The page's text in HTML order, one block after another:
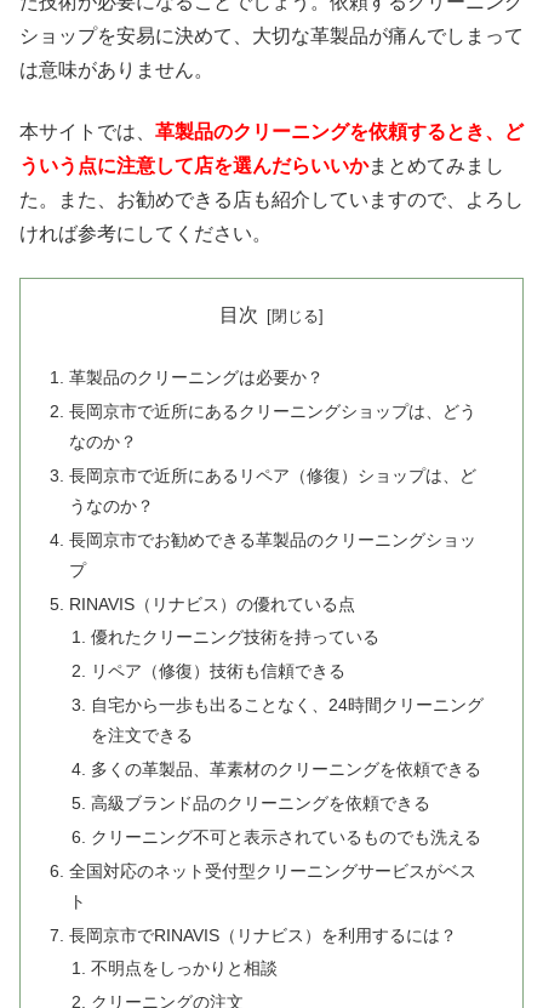
ショップを安易に決めて、大切な革製品が痛んでしまって
は意味がありません。
本サイトでは、 革製品のクリーニングを依頼するとき、ど
ういう点に注意して店を選んだらいいかまとめてみまし
た。また、お勧めできる店も紹介していますので、よろし
ければ参考にしてください。
目次
革製品のクリーニングは必要か？
長岡京市で近所にあるクリーニングショップは、どう
なのか？
長岡京市で近所にあるリペア（修復）ショップは、ど
うなのか？
長岡京市でお勧めできる革製品のクリーニングショッ
プ
RINAVIS（リナビス）の優れている点
優れたクリーニング技術を持っている
リペア（修復）技術も信頼できる
自宅から一歩も出ることなく、24時間クリーニング
を注文できる
多くの革製品、革素材のクリーニングを依頼できる
高級ブランド品のクリーニングを依頼できる
クリーニング不可と表示されているものでも洗える
全国対応のネット受付型クリーニングサービスがベス
ト
長岡京市でRINAVIS（リナビス）を利用するには？
不明点をしっかりと相談
クリーニングの注文